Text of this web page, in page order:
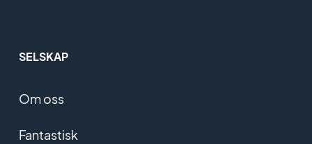
SELSKAP
Om oss
Fantastisk